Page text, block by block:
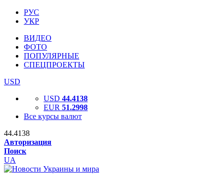
РУС
УКР
ВИДЕО
ФОТО
ПОПУЛЯРНЫЕ
СПЕЦПРОЕКТЫ
USD
USD 44.4138
EUR 51.2998
Все курсы валют
44.4138
Авторизация
Поиск
UA